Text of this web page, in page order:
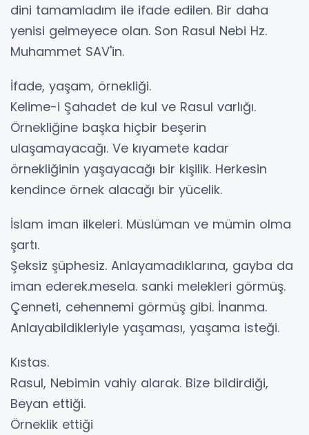
dini tamamladım ile ifade edilen. Bir daha
yenisi gelmeyece olan. Son Rasul Nebi Hz.
Muhammet SAV'in.
İfade, yaşam, örnekliği.
Kelime-i Şahadet de kul ve Rasul varlığı.
Örnekliğine başka hiçbir beşerin
ulaşamayacağı. Ve kıyamete kadar
örnekliğinin yaşayacağı bir kişilik. Herkesin
kendince örnek alacağı bir yücelik.
İslam iman ilkeleri. Müslüman ve mümin olma
şartı.
Şeksiz şüphesiz. Anlayamadıklarına, gayba da
iman ederek.mesela. sanki melekleri görmüş.
Çenneti, cehennemi görmüş gibi. İnanma.
Anlayabildikleriyle yaşaması, yaşama isteği.
Kıstas.
Rasul, Nebimin vahiy alarak. Bize bildirdiği,
Beyan ettiği.
Örneklik ettiği